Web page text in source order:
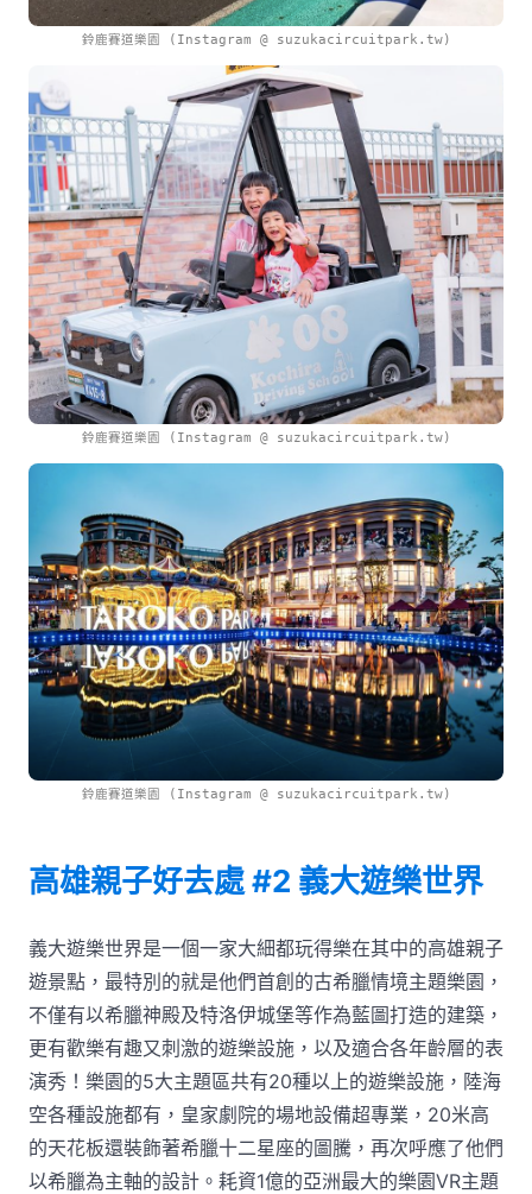
鈴鹿賽道樂園 (Instagram @ suzukacircuitpark.tw)
鈴鹿賽道樂園 (Instagram @ suzukacircuitpark.tw)
鈴鹿賽道樂園 (Instagram @ suzukacircuitpark.tw)
高雄親子好去處 #2 義大遊樂世界
義大遊樂世界是一個一家大細都玩得樂在其中的高雄親子
遊景點，最特別的就是他們首創的古希臘情境主題樂園，
不僅有以希臘神殿及特洛伊城堡等作為藍圖打造的建築，
更有歡樂有趣又刺激的遊樂設施，以及適合各年齡層的表
演秀！樂園的5大主題區共有20種以上的遊樂設施，陸海
空各種設施都有，皇家劇院的場地設備超專業，20米高
的天花板還裝飾著希臘十二星座的圖騰，再次呼應了他們
以希臘為主軸的設計。耗資1億的亞洲最大的樂園VR主題